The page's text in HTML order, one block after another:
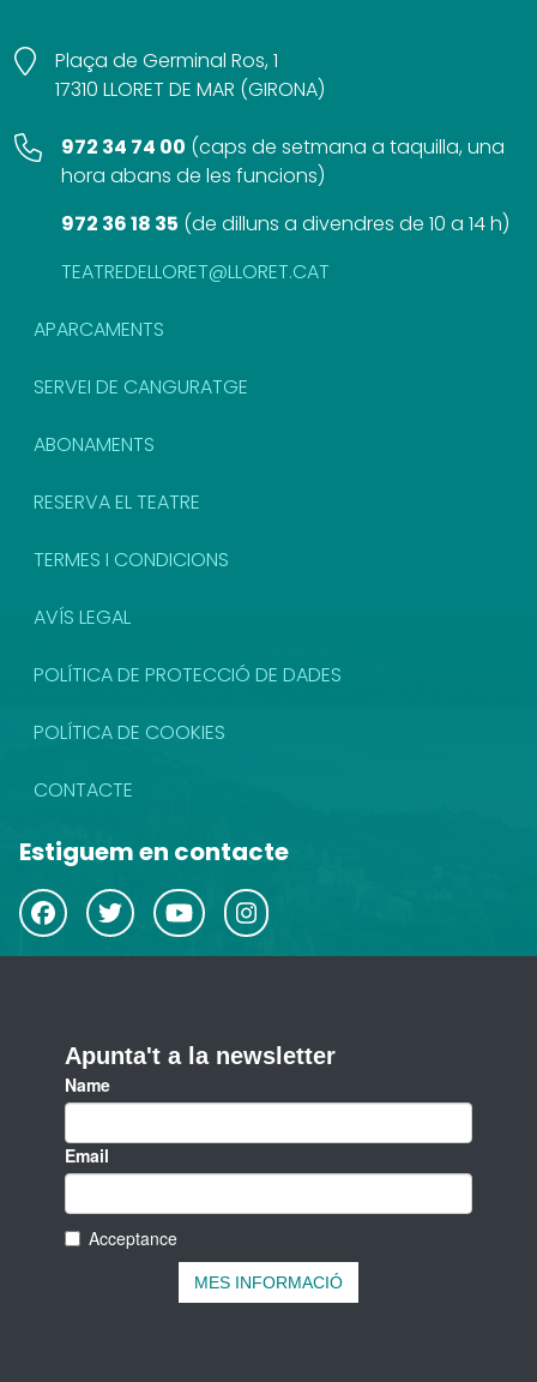
Plaça de Germinal Ros, 1
17310 LLORET DE MAR (GIRONA)
972 34 74 00 (caps de setmana a taquilla, una
hora abans de les funcions)
972 36 18 35 (de dilluns a divendres de 10 a 14 h)
TEATREDELLORET@LLORET.CAT
APARCAMENTS
SERVEI DE CANGURATGE
ABONAMENTS
RESERVA EL TEATRE
TERMES I CONDICIONS
AVÍS LEGAL
POLÍTICA DE PROTECCIÓ DE DADES
POLÍTICA DE COOKIES
CONTACTE
Estiguem en contacte